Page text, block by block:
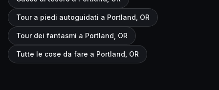
Tour a piedi autoguidati a Portland, OR
Tour dei fantasmi a Portland, OR
Tutte le cose da fare a Portland, OR